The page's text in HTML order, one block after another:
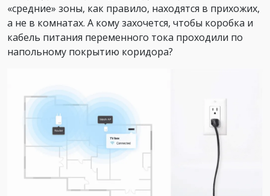
«средние» зоны, как правило, находятся в прихожих,
а не в комнатах. А кому захочется, чтобы коробка и
кабель питания переменного тока проходили по
напольному покрытию коридора?